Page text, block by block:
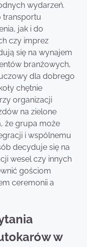
wydarzeń.
transportu
jak i do
czy imprez
się na wynajem
branżowych,
dla dobrego
chętnie
organizacji
na zielone
że grupa może
i wspólnemu
decyduje się na
wesel czy innych
gościom
ceremonii a
w